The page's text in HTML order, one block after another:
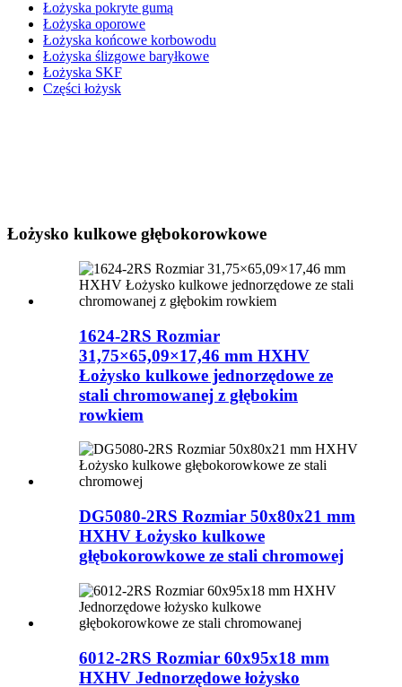
Łożyska pokryte gumą
Łożyska oporowe
Łożyska końcowe korbowodu
Łożyska ślizgowe baryłkowe
Łożyska SKF
Części łożysk
Łożysko kulkowe głębokorowkowe
1624-2RS Rozmiar
31,75×65,09×17,46 mm HXHV
Łożysko kulkowe jednorzędowe ze
stali chromowanej z głębokim
rowkiem
DG5080-2RS Rozmiar 50x80x21 mm
HXHV Łożysko kulkowe
głębokorowkowe ze stali chromowej
6012-2RS Rozmiar 60x95x18 mm
HXHV Jednorzędowe łożysko